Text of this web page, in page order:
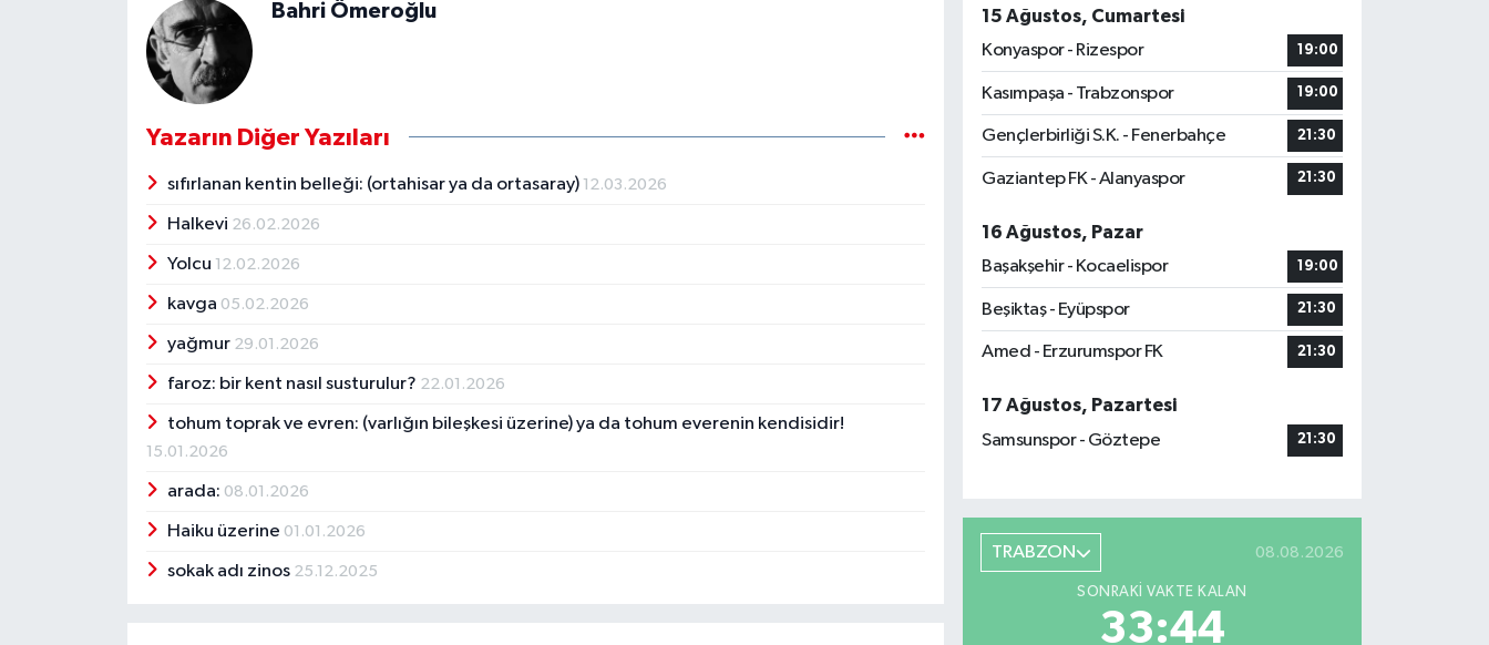
Bahri Ömeroğlu
Yazarın Diğer Yazıları
sıfırlanan kentin belleği: (ortahisar ya da ortasaray) 12.03.2026
Halkevi 26.02.2026
Yolcu 12.02.2026
kavga 05.02.2026
yağmur 29.01.2026
faroz: bir kent nasıl susturulur? 22.01.2026
tohum toprak ve evren: (varlığın bileşkesi üzerine) ya da tohum everenin kendisidir!
15.01.2026
arada: 08.01.2026
Haiku üzerine 01.01.2026
sokak adı zinos 25.12.2025
15 Ağustos, Cumartesi
Konyaspor - Rizespor
19:00
Kasımpaşa - Trabzonspor 19:00
Gençlerbirliği S.K. - Fenerbahçe 21:30
Gaziantep FK - Alanyaspor 21:30
16 Ağustos, Pazar
Başakşehir - Kocaelispor
19:00
Beşiktaş - Eyüpspor 21:30
Amed - Erzurumspor FK 21:30
17 Ağustos, Pazartesi
Samsunspor - Göztepe
21:30
TRABZON 08.08.2026
SONRAKI VAKTE KALAN
33:43